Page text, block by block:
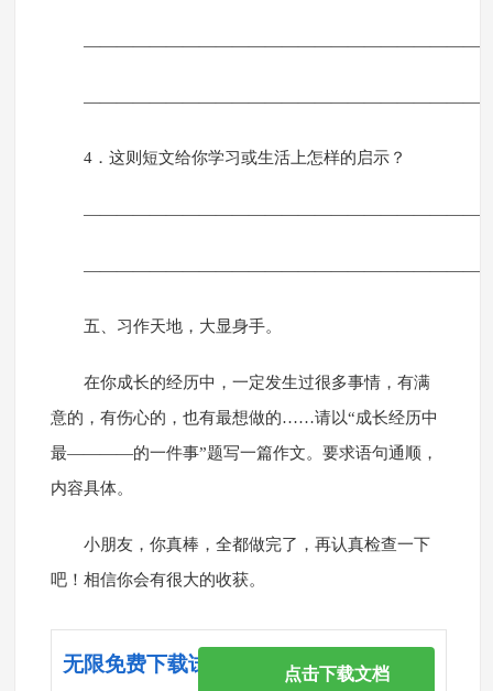
4．这则短文给你学习或生活上怎样的启示？
五、习作天地，大显身手。
在你成长的经历中，一定发生过很多事情，有满
意的，有伤心的，也有最想做的……请以“成长经历中
最————的一件事”题写一篇作文。要求语句通顺，
内容具体。
小朋友，你真棒，全都做完了，再认真检查一下
吧！相信你会有很大的收获。
无限免费下载试卷 点击下载文档